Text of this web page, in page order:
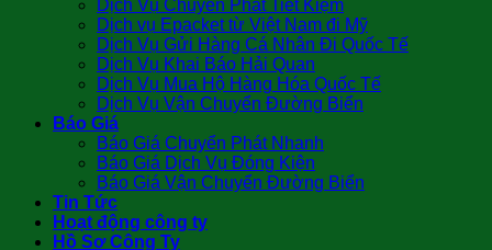
Dịch Vụ Chuyển Phát Tiết Kiệm
Dịch vụ Epacket từ Việt Nam đi Mỹ
Dịch Vụ Gửi Hàng Cá Nhân Đi Quốc Tế
Dịch Vụ Khai Báo Hải Quan
Dịch Vụ Mua Hộ Hàng Hóa Quốc Tế
Dịch Vụ Vận Chuyển Đường Biển
Báo Giá
Báo Giá Chuyển Phát Nhanh
Báo Giá Dịch Vụ Đóng Kiện
Báo Giá Vận Chuyển Đường Biển
Tin Tức
Hoạt động công ty
Hồ Sơ Công Ty